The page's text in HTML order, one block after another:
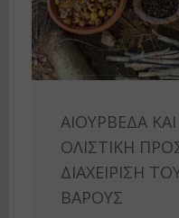
ΑΙΟΥΡΒΈΔΑ
ΟΛΙΣΤΙΚΉ
ΔΙΑΧΕΊΡΙΣΗ
ΒΆΡΟΥΣ